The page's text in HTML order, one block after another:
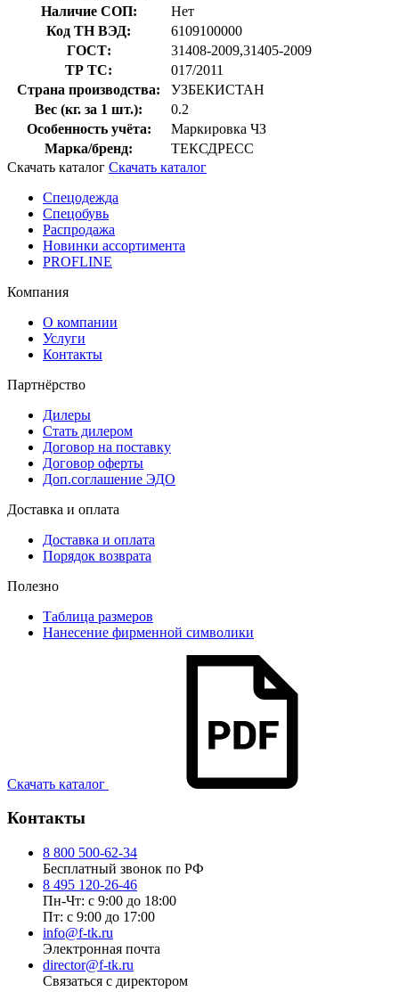
Наличие СОП:
Нет
Код ТН ВЭД:
6109100000
ГОСТ:
31408-2009,31405-2009
ТР ТС:
017/2011
Страна производства:
УЗБЕКИСТАН
Вес (кг. за 1 шт.):
0.2
Особенность учёта:
Маркировка ЧЗ
Марка/бренд:
ТЕКСДРЕСС
Скачать каталог Скачать каталог
Спецодежда
Спецобувь
Распродажа
Новинки ассортимента
PROFLINE
Компания
О компании
Услуги
Контакты
Партнёрство
Дилеры
Стать дилером
Договор на поставку
Договор оферты
Доп.соглашение ЭДО
Доставка и оплата
Доставка и оплата
Порядок возврата
Полезно
Таблица размеров
Нанесение фирменной символики
Скачать каталог
Контакты
8 800 500-62-34
Бесплатный звонок по РФ
8 495 120-26-46
Пн-Чт: с 9:00 до 18:00
Пт: с 9:00 до 17:00
info@f-tk.ru
Электронная почта
director@f-tk.ru
Связаться с директором